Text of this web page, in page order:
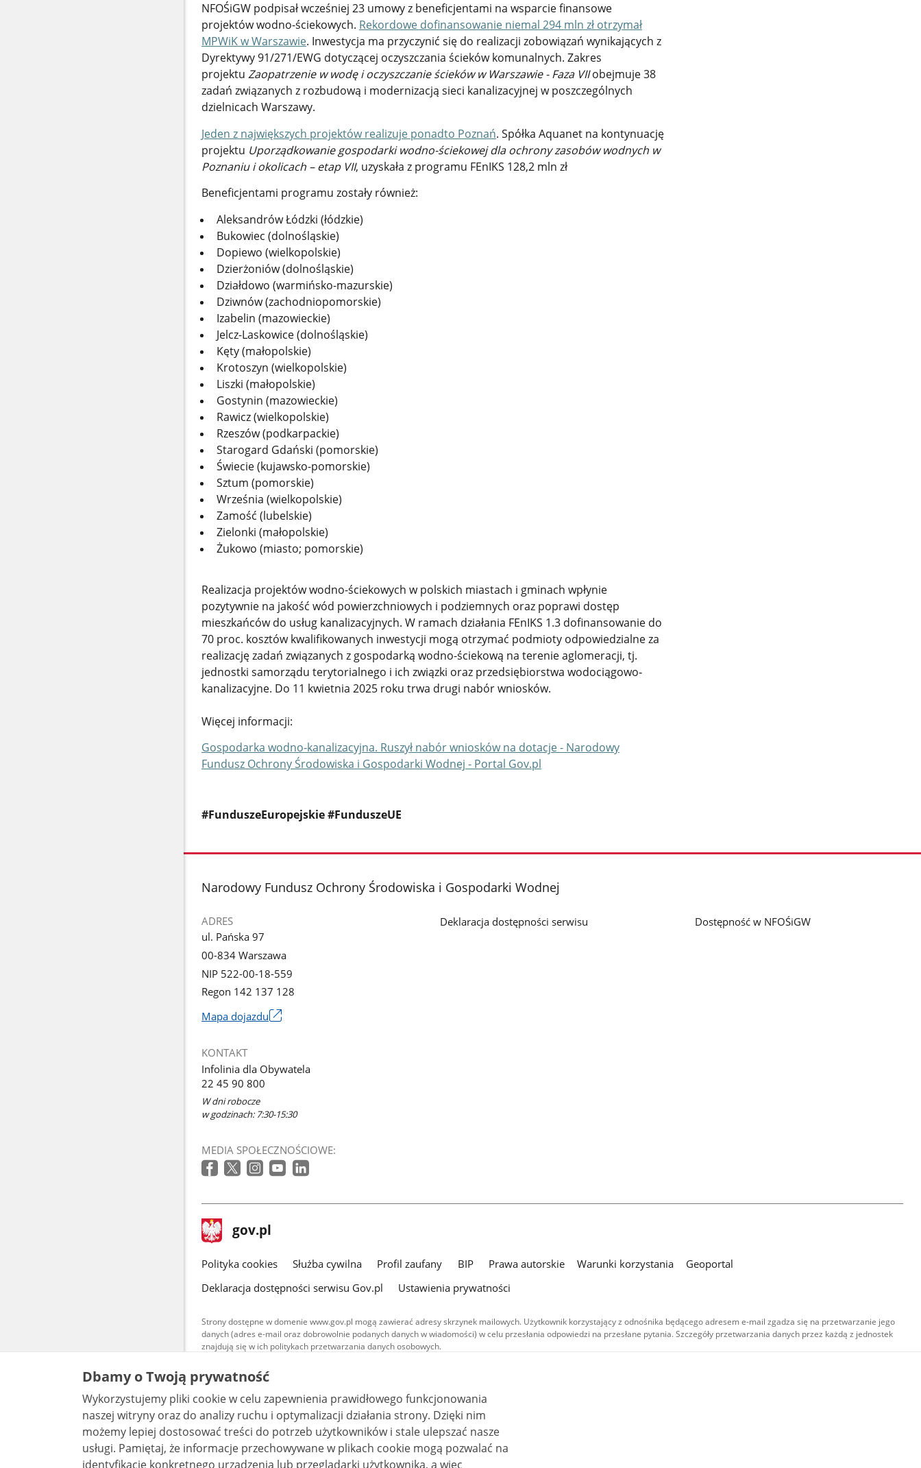
NFOŚiGW podpisał wcześniej 23 umowy z beneficjentami na wsparcie finansowe
projektów wodno-ściekowych. Rekordowe dofinansowanie niemal 294 mln zł otrzymał
MPWiK w Warszawie. Inwestycja ma przyczynić się do realizacji zobowiązań wynikających z
Dyrektywy 91/271/EWG dotyczącej oczyszczania ścieków komunalnych. Zakres
projektu Zaopatrzenie w wodę i oczyszczanie ścieków w Warszawie - Faza VIIobejmuje 38
zadań związanych z rozbudową i modernizacją sieci kanalizacyjnej w poszczególnych
dzielnicach Warszawy.
Jeden z największych projektów realizuje ponadto Poznań. Spółka Aquanet na kontynuację
projektu Uporządkowanie gospodarki wodno-ściekowej dla ochrony zasobów wodnych w
Poznaniu i okolicach – etap VII, uzyskała z programu FEnIKS 128,2 mln zł
Beneficjentami programu zostały również:
Aleksandrów Łódzki (łódzkie)
Bukowiec (dolnośląskie)
Dopiewo (wielkopolskie)
Dzierżoniów (dolnośląskie)
Działdowo (warmińsko-mazurskie)
Dziwnów (zachodniopomorskie)
Izabelin (mazowieckie)
Jelcz-Laskowice (dolnośląskie)
Kęty (małopolskie)
Krotoszyn (wielkopolskie)
Liszki (małopolskie)
Gostynin (mazowieckie)
Rawicz (wielkopolskie)
Rzeszów (podkarpackie)
Starogard Gdański (pomorskie)
Świecie (kujawsko-pomorskie)
Sztum (pomorskie)
Września (wielkopolskie)
Zamość (lubelskie)
Zielonki (małopolskie)
Żukowo (miasto; pomorskie)
Realizacja projektów wodno-ściekowych w polskich miastach i gminach wpłynie
pozytywnie na jakość wód powierzchniowych i podziemnych oraz poprawi dostęp
mieszkańców do usług kanalizacyjnych. W ramach działania FEnIKS 1.3 dofinansowanie do
70 proc. kosztów kwalifikowanych inwestycji mogą otrzymać podmioty odpowiedzialne za
realizację zadań związanych z gospodarką wodno-ściekową na terenie aglomeracji, tj.
jednostki samorządu terytorialnego i ich związki oraz przedsiębiorstwa wodociągowo‐
kanalizacyjne. Do 11 kwietnia 2025 roku trwa drugi nabór wniosków.
Więcej informacji:
Gospodarka wodno-kanalizacyjna. Ruszył nabór wniosków na dotacje - Narodowy
Fundusz Ochrony Środowiska i Gospodarki Wodnej - Portal Gov.pl
#FunduszeEuropejskie #FunduszeUE
stopka
Narodowy Fundusz Ochrony Środowiska i Gospodarki Wodnej
ADRES
ul. Pańska 97
00-834 Warszawa
NIP 522-00-18-559
Regon 142 137 128
Mapa dojazdu
się
w
nowym
oknie
KONTAKT
Infolinia dla Obywatela
22 45 90 800
W dni robocze
w godzinach: 7:30-15:30
MEDIA SPOŁECZNOŚCIOWE:
Deklaracja dostępności serwisu Dostępność w NFOŚiGW
stopka
gov.pl Strona
gov.pl
gov.pl
Polityka cookies Służba cywilna Profil zaufany BIP Prawa autorskie Warunki korzystania
Geoportal
Deklaracja dostępności serwisu Gov.pl
Ustawienia prywatności
Strony dostępne w domenie www.gov.pl mogą zawierać adresy skrzynek mailowych. Użytkownik korzystający z odnośnika będącego adresem e-mail zgadza się na przetwarzanie jego
danych (adres e-mail oraz dobrowolnie podanych danych w wiadomości) w celu przesłania odpowiedzi na przesłane pytania. Szczegóły przetwarzania danych przez każdą z jednostek
znajdują się w ich politykach przetwarzania danych osobowych.
Treści tekstowe publikowane w serwisie (z wyłączeniem treści audiowizualnych), są
udostępniane na licencji typu Creative Commons: uznanie autorstwa - na tych samych
warunkach 4.0 (CC BY-SA 4.0). Materiały audiowizualne, w tym zdjęcia, materiały audio i wideo,
są udostępniane na licencji typu Creative Commons: uznanie autorstwa użycie niekomercyjne -
bez utworów zależnych 4.0 (CC BY-NC-ND 4.0), o ile nie jest to stwierdzone inaczej.
Dbamy o Twoją prywatność
Wykorzystujemy pliki cookie w celu zapewnienia prawidłowego funkcjonowania
naszej witryny oraz do analizy ruchu i optymalizacji działania strony. Dzięki nim
możemy lepiej dostosować treści do potrzeb użytkowników i stale ulepszać nasze
usługi. Pamiętaj, że informacje przechowywane w plikach cookie mogą pozwalać na
identyfikację konkretnego urządzenia lub przeglądarki użytkownika, a więc